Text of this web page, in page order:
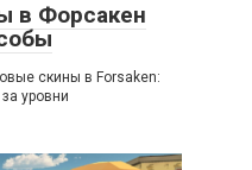
в Форсакен
скины в Forsaken:
уровни